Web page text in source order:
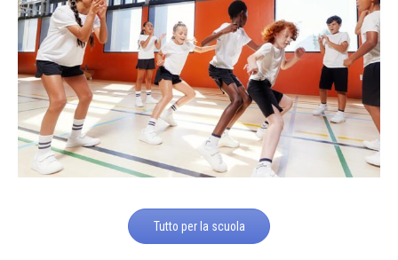
Tutto per la scuola